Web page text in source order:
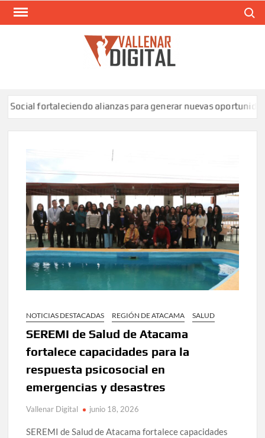
Saltar
fortaleciendo alianzas para generar nuevas oportunidades
NOTICIAS DESTACADAS REGIÓN DE ATACAMA SALUD
SEREMI de Salud de Atacama
fortalece capacidades para la
respuesta psicosocial en
emergencias y desastres
Vallenar Digital junio 18, 2026
SEREMI de Salud de Atacama fortalece capacidades